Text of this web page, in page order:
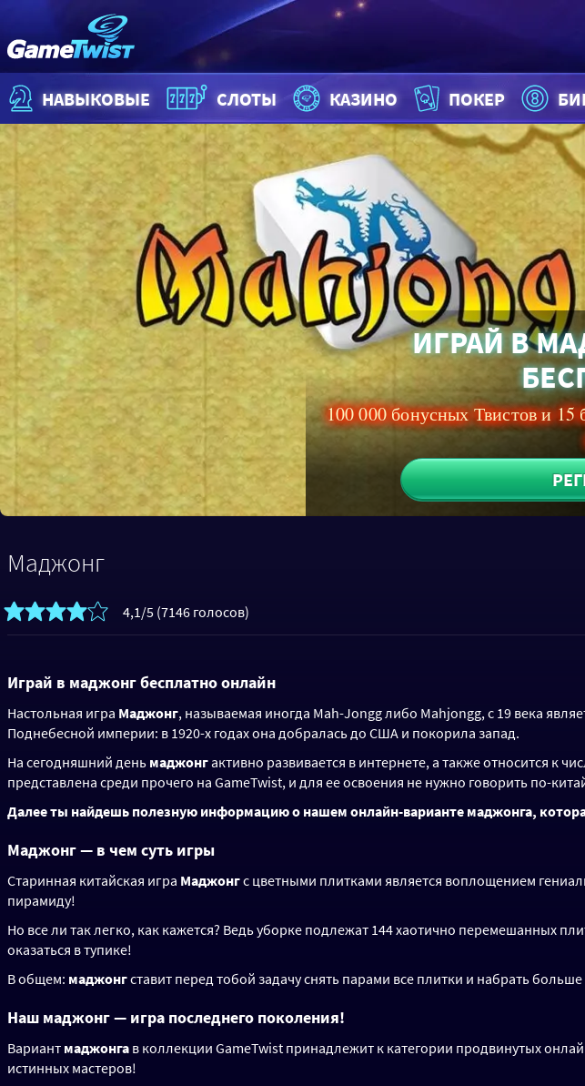
НАВЫКОВЫЕ СЛОТЫ КАЗИНО ПОКЕР
ИГРАЙ В
100 000 бонусных Твистов и
Маджонг
4,1/5 (7146 голосов)
Играй в маджонг бесплатно онлайн
Настольная игра Маджонг, называемая иногда Mah-Jongg либо Mahjongg, с 19 века
Поднебесной империи: в 1920-х годах она добралась до США и покорила запад.
На сегодняшний день маджонгактивно развивается в интернете, а также относится к
представлена среди прочего на GameTwist, и для ее освоения не нужно говорить по-
Далее ты найдешь полезную информацию о нашем онлайн-варианте маджонга,
Маджонг — в чем суть игры
Старинная китайская игра Маджонгс цветными плитками является воплощением
пирамиду!
Но все ли так легко, как кажется? Ведь уборке подлежат 144 хаотично перемешанных
оказаться в тупике!
В общем: маджонгставит перед тобой задачу снять парами все плитки и набрать
Наш маджонг — игра последнего поколения!
Вариант маджонга в коллекции GameTwist принадлежит к категории продвинутых
истинных мастеров!